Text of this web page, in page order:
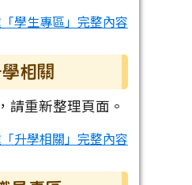
學生專區」完整內容
相關
請重新整理頁面。
升學相關」完整內容